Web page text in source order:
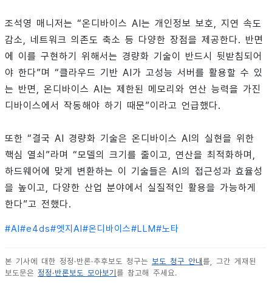
조석영 매니저는 “온디바이스 AI는 개인정보 보호, 지연 속도
감소, 네트워크 의존도 축소 등 다양한 장점을 제공한다. 반면
에 이를 구현하기 위해서는 경량화 기술이 반드시 뒷받침되어
야 한다”며 “클라우드 기반 AI가 고성능 서버를 활용할 수 있
는 반면, 온디바이스 AI는 제한된 메모리와 연산 능력을 가진
디바이스에서 작동해야 하기 때문”이라고 언급했다.
또한 “결국 AI 경량화 기술은 온디바이스 AI의 실현을 위한
핵심 열쇠”라며 “모델의 크기를 줄이고, 연산을 최적화하며,
하드웨어에 맞게 변환하는 이 기술들은 AI의 접근성과 효율성
을 높이고, 다양한 산업 분야에서 실질적인 활용을 가능하게
한다”고 전했다.
#AI #e4ds#엣지AI #온디바이스#LLM#노타
본 기사에 대한 정정·반론·추후보도 청구는 보도 청구 안내 를, 그간 게재된
보도문은 정정·반론보도 모아보기 를 참고해 주세요.